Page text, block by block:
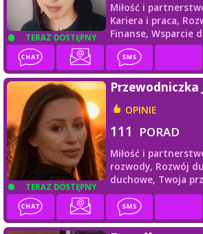
TERAZ DOSTĘPNY
Miłość i
Kariera i praca,
Finanse, Wsparcie
TERAZ DOSTĘPNY
Przewodniczka
OPINIE
111 PORAD
Miłość i
rozwody, Rozwój
duchowe, Twoja
przyjaciele